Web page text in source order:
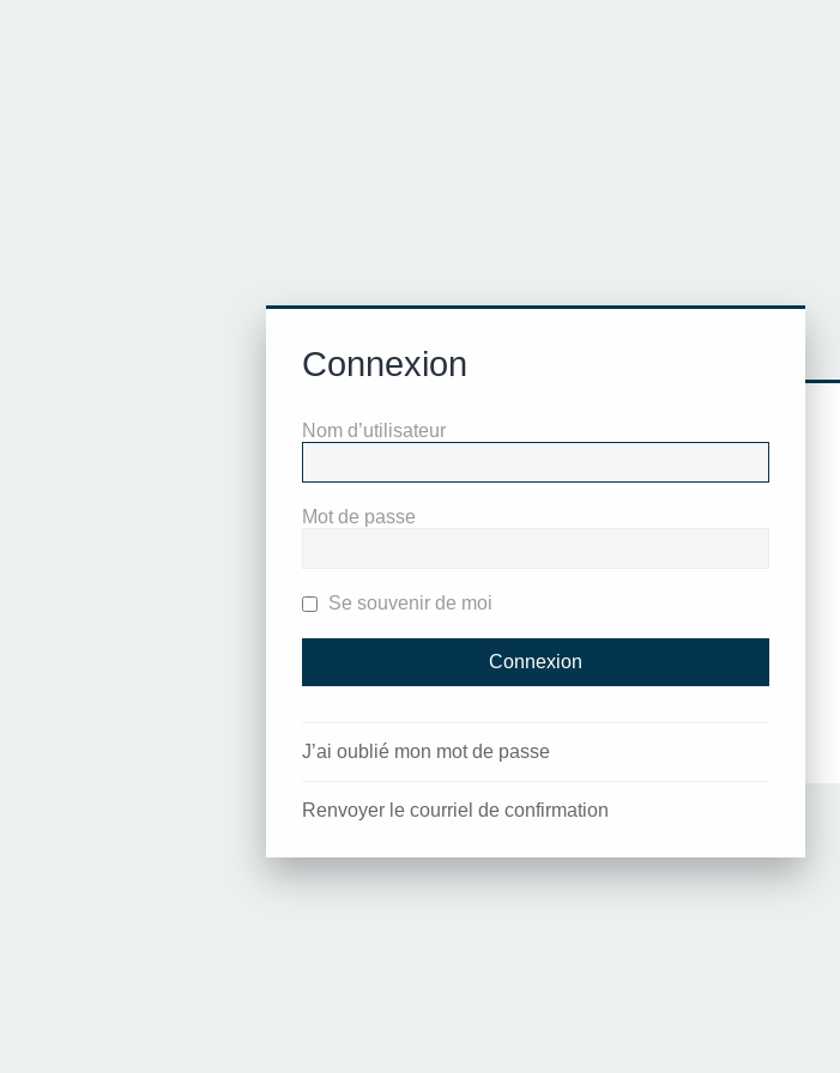
Connexion
Nom d’utilisateur
Mot de passe
Se souvenir de moi
J’ai oublié mon mot de passe
Renvoyer le courriel de confirmation